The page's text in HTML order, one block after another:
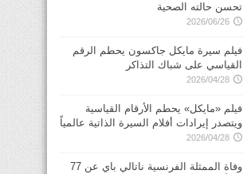
تحسن حالته الصحية
2026/06/26
فيلم سيرة مايكل جاكسون يحطم الرقم
القياسي على شباك التذاكر
2026/04/28
فيلم «مايكل» يحطم الأرقام القياسية
ويتصدر إيرادات أفلام السيرة الذاتية عالمياً
2026/04/28
وفاة الممثلة الفرنسية ناتالي باي عن 77